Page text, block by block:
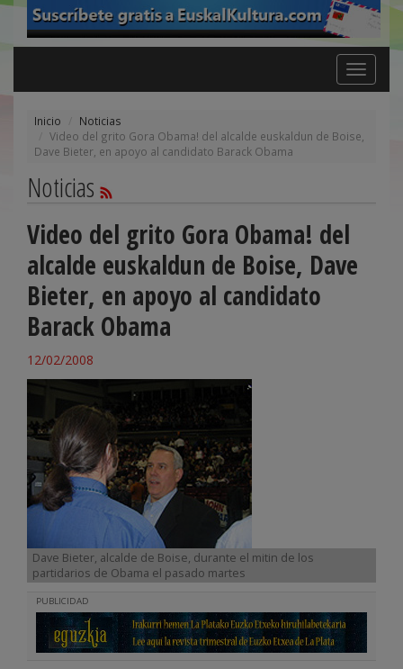
Toggle
navigation
Inicio
Noticias
Video del grito Gora Obama! del alcalde euskaldun de Boise,
Dave Bieter, en apoyo al candidato Barack Obama
Noticias
Video del grito Gora Obama! del
alcalde euskaldun de Boise, Dave
Bieter, en apoyo al candidato
Barack Obama
12/02/2008
Dave Bieter, alcalde de Boise, durante el mitin de los
partidarios de Obama el pasado martes
PUBLICIDAD